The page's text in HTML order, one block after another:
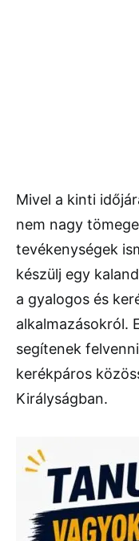
Mivel a kinti
nem nagy
tevékenységek
készülj egy
a gyalogos és
alkalmazásokról.
segítenek
kerékpáros
Királyságban.